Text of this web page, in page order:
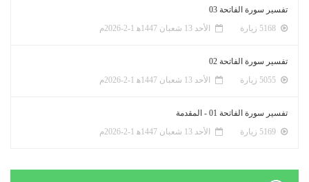
تفسير سورة الفاتحة 03
الأحد 13 شعبان 1447ﻫ 1-2-2026م
تفسير سورة الفاتحة 02
الأحد 13 شعبان 1447ﻫ 1-2-2026م
تفسير سورة الفاتحة 01 - المقدمة
الأحد 13 شعبان 1447ﻫ 1-2-2026م